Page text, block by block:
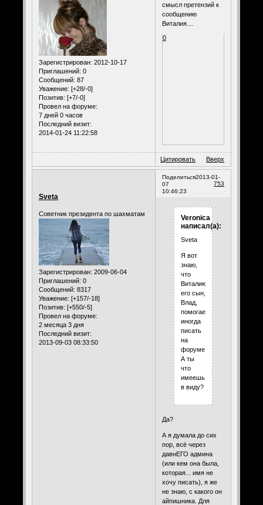
Зарегистрирован: 2012-10-17
Приглашений: 0
Сообщений: 87
Уважение: [+28/-0]
Позитив: [+7/-0]
Провел на форуме:
7 дней 0 часов
Последний визит:
2014-01-24 11:22:58
смысл претензий к
сообщению
Виталия....
0
Цитировать Вверх
Поделиться
753
2013-01-
07
10:46:23
Sveta
Советник президента по шахматам
Зарегистрирован: 2009-06-04
Приглашений: 0
Сообщений: 8317
Уважение: [+157/-18]
Позитив: [+550/-5]
Провел на форуме:
2 месяца 3 дня
Последний визит:
2013-09-03 08:33:50
Veronica
написал(а):
Sveta
Я вот
знаю,
что
Виталию
его сын,
Влад,
помогает
иногда
писать
на
форуме.
А ты
что
имеешь
в виду?
Да?
А я думала до сих
пор, всё через
давнЕГО админа
(или кем она была,
которая... имя не
хочу писать), я же
не знаю, с какого он
айпишника. Для